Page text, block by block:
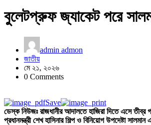
বুলেটপ্রুফ জ্যাকেট পরে
admin admon
জাতীয়
মে ২১, ২০২৬
0 Comments
Save
ডেস্ক নিউজঃ রাজধানীর আদালতে হাজিরা দিতে এসে
প্রধানমন্ত্রী শেখ হাসিনার শিল্প ও বিনিয়োগ উপদেষ্টা